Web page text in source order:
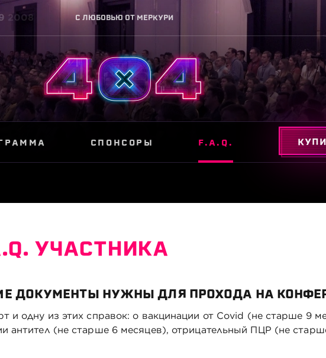
2008 C ЛЮБОВЬЮ ОТ МЕРКУРИ
СПОНСОРЫ F.A.Q.
УЧАСТНИКА
ДОКУМЕНТЫ НУЖНЫ ДЛЯ ПРОХОДА НА
и одну из этих справок: о вакцинации от Covid (не старше 9
антител (не старше 6 месяцев), отрицательный ПЦР (не